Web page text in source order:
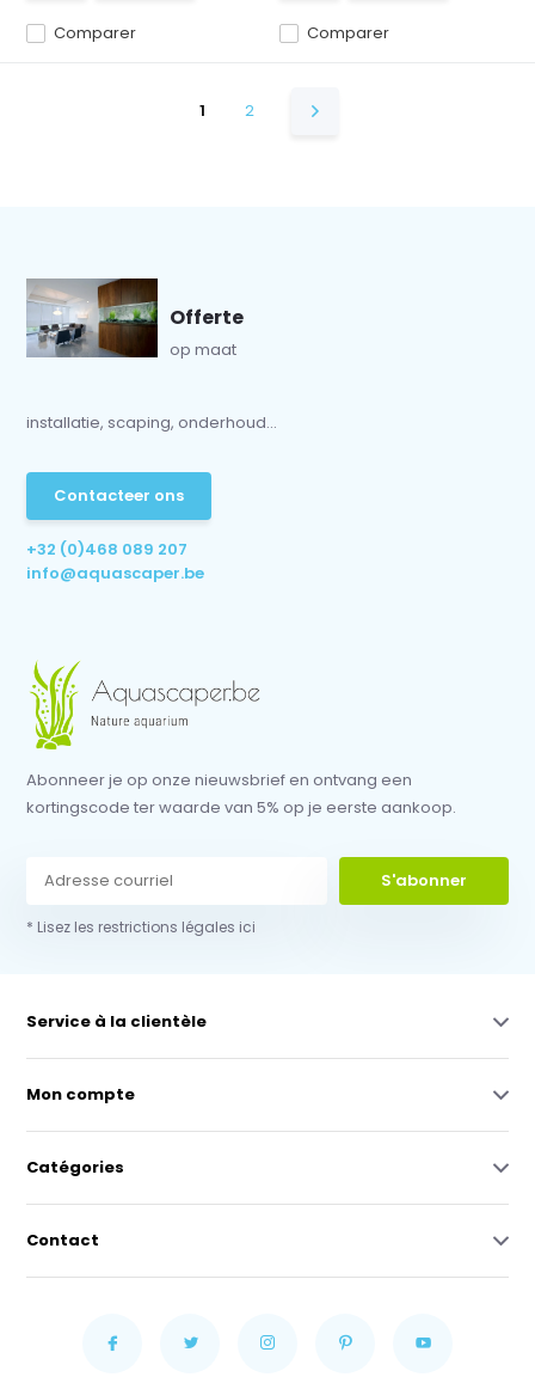
Comparer Comparer
1 2
Offerte
op maat
installatie, scaping, onderhoud...
Contacteer ons
+32 (0)468 089 207
info@aquascaper.be
Abonneer je op onze nieuwsbrief en ontvang een
kortingscode ter waarde van 5% op je eerste aankoop.
S'abonner
* Lisez les restrictions légales ici
Service à la clientèle
Mon compte
Catégories
Contact